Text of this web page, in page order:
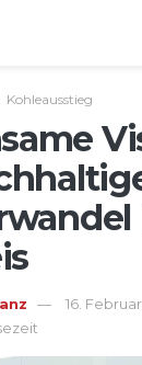
Kohleausstieg
16.